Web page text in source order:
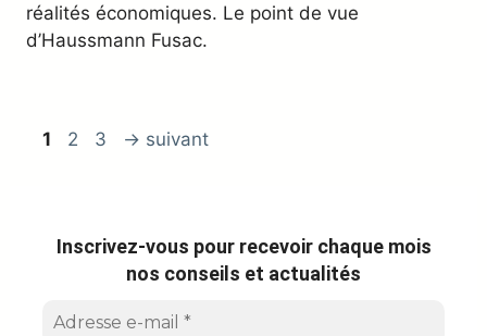
réalités économiques. Le point de vue
d’Haussmann Fusac.
Page
1 Page
2 Page
3 → suivant
Inscrivez-vous pour recevoir chaque mois
nos conseils et actualités